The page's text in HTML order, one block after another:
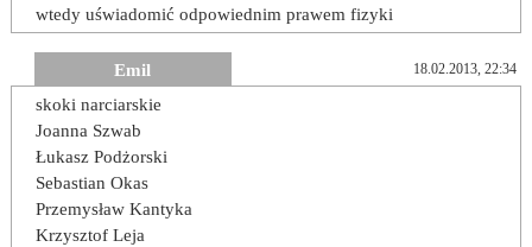
wtedy uświadomić odpowiednim prawem fizyki
Emil 18.02.2013, 22:34
skoki narciarskie
Joanna Szwab
Łukasz Podżorski
Sebastian Okas
Przemysław Kantyka
Krzysztof Leja